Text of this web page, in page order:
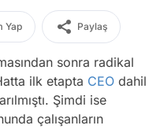
Yap Paylaş
sonra radikal
ilk etapta CEO dahil
Şimdi ise
çalışanların